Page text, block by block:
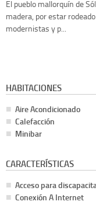
El pueblo mallorquín de
madera, por estar
modernistas y p...
HABITACIONES
Aire Acondicionado
Calefacción
Minibar
CARACTERÍSTICAS
Acceso para
Conexión A Internet